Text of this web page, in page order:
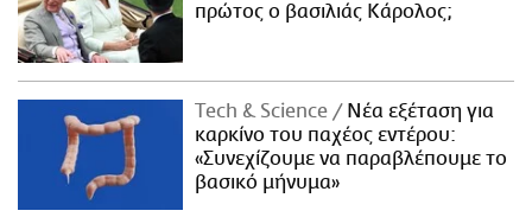
πρώτος ο βασιλιάς Κάρολος;
Τech & Science
Νέα εξέταση για
καρκίνο του παχέος εντέρου:
«Συνεχίζουμε να παραβλέπουμε το
βασικό μήνυμα»